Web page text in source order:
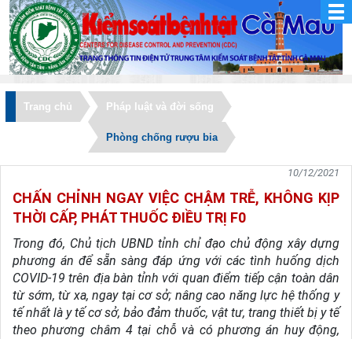
Trang chủ Pháp luật và đời sống
Phòng chống rượu bia
10/12/2021
CHẤN CHỈNH NGAY VIỆC CHẬM TRỄ, KHÔNG KỊP
THỜI CẤP, PHÁT THUỐC ĐIỀU TRỊ F0
Trong đó, Chủ tịch UBND tỉnh chỉ đạo chủ động xây dựng
phương án để sẵn sàng đáp ứng với các tình huống dịch
COVID-19 trên địa bàn tỉnh với quan điểm tiếp cận toàn dân
từ sớm, từ xa, ngay tại cơ sở; nâng cao năng lực hệ thống y
tế nhất là y tế cơ sở, bảo đảm thuốc, vật tư, trang thiết bị y tế
theo phương châm 4 tại chỗ và có phương án huy động,